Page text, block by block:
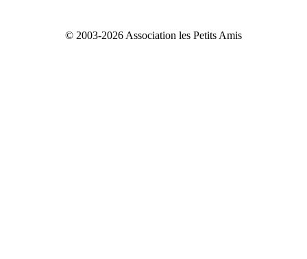
© 2003-2026 Association les Petits Amis